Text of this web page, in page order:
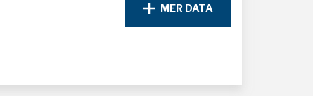
MER DATA